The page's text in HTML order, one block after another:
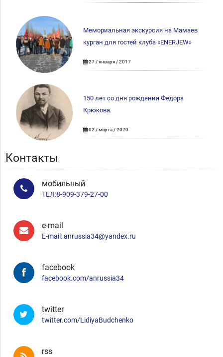
Мемориальная экскурсия на Мамаев
курган для гостей клуба «ENERJEW»
27 / января / 2017
150 лет со дня рождения Федора
Крюкова.
02 / марта / 2020
Контакты
мобильный
ТЕЛ:8-909-379-27-00
e-mail
E-mail: anrussia34@yandex.ru
facebook
facebook.com/anrussia34
twitter
twitter.com/LidiyaBudchenko
rss